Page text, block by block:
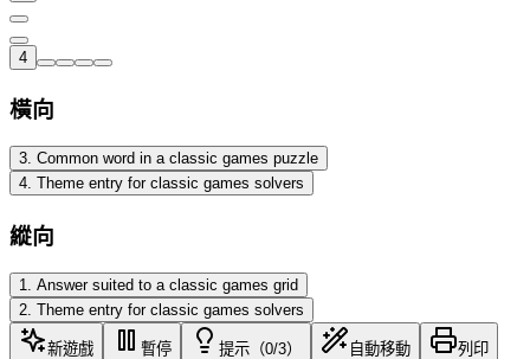
4
橫向
3. Common word in a classic games puzzle
4. Theme entry for classic games solvers
縱向
1
Answer suited to a classic games grid
2 Theme entry for classic games solvers
新遊戲 暫停 提示（0/3） 自動移動 列印